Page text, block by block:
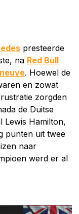
presteerde
na Red Bull
. Hoewel de
en zowat
zorgden
de Duitse
Lewis Hamilton,
punten uit twee
naar
werd er al